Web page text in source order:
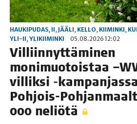
HAUKIPUDAS, II, JÄÄLI, KELLO, KIIMINKI,
YLI-II, YLIKIIMINKI 05.08.2026 12:02
Vil­liin­nyt­tä­mi­nen
moni­muo­tois­taa
vil­lik­si
Poh­jois-
000 neliötä